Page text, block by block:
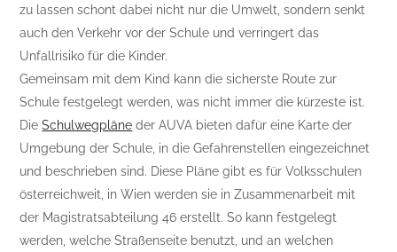
zu lassen schont dabei nicht nur die Umwelt, sondern senkt
auch den Verkehr vor der Schule und verringert das
Unfallrisiko für die Kinder.
Gemeinsam mit dem Kind kann die sicherste Route zur
Schule festgelegt werden, was nicht immer die kürzeste ist.
DieSchulwegpläne der AUVA bieten dafür eine Karte der
Umgebung der Schule, in die Gefahrenstellen eingezeichnet
und beschrieben sind. Diese Pläne gibt es für Volksschulen
österreichweit, in Wien werden sie in Zusammenarbeit mit
der Magistratsabteilung 46 erstellt. So kann festgelegt
werden, welche Straßenseite benutzt, und an welchen